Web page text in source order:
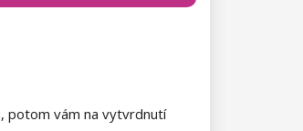
potom vám na vytvrdnutí